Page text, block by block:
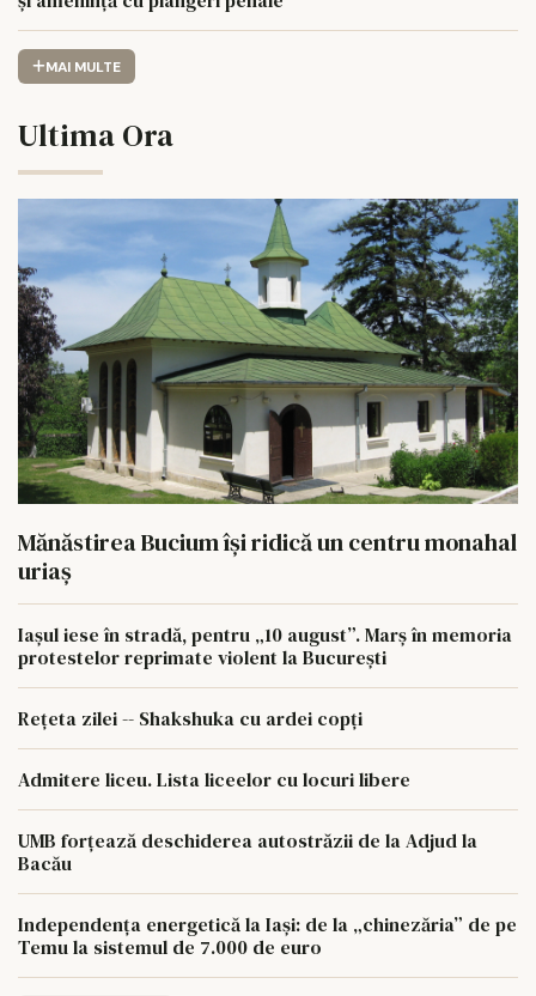
MAI MULTE
Ultima Ora
Mănăstirea Bucium își ridică un centru monahal
uriaș
Iașul iese în stradă, pentru „10 august”. Marș în memoria
protestelor reprimate violent la București
Rețeta zilei -- Shakshuka cu ardei copți
Admitere liceu. Lista liceelor cu locuri libere
UMB forțează deschiderea autostrăzii de la Adjud la
Bacău
Independența energetică la Iași: de la „chinezăria” de pe
Temu la sistemul de 7.000 de euro